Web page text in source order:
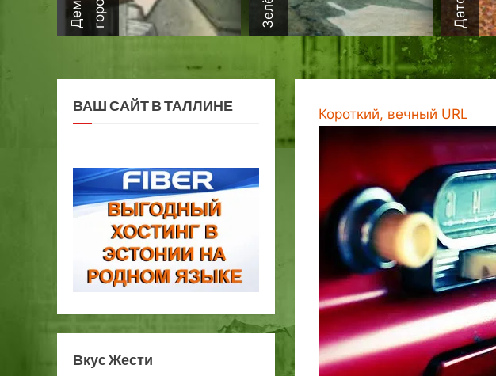
Короткий, вечный URL
ВАШ САЙТ В ТАЛЛИНЕ
Вкус Жести